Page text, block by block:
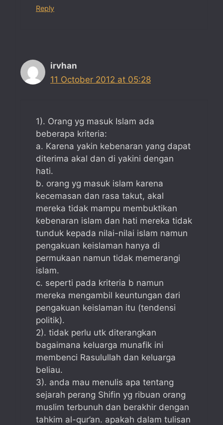
Reply
irvhan
11 October 2012 at 05:28
1). Orang yg masuk Islam ada
beberapa kriteria:
a. Karena yakin kebenaran yang dapat
diterima akal dan di yakini dengan
hati.
b. orang yg masuk islam karena
kecemasan dan rasa takut, akal
mereka tidak mampu membuktikan
kebenaran islam dan hati mereka tidak
tunduk kepada nilai-nilai islam namun
pengakuan keislaman hanya di
permukaan namun tidak memerangi
islam.
c. seperti pada kriteria b namun
mereka mengambil keuntungan dari
pengakuan keislaman itu (tendensi
politik).
2). tidak perlu utk diterangkan
bagaimana keluarga munafik ini
membenci Rasulullah dan keluarga
beliau.
3). anda mau menulis apa tentang
sejarah perang Shifin yg ribuan orang
muslim terbunuh dan berakhir dengan
tahkim al-qur’an. apakah dalam tulisan